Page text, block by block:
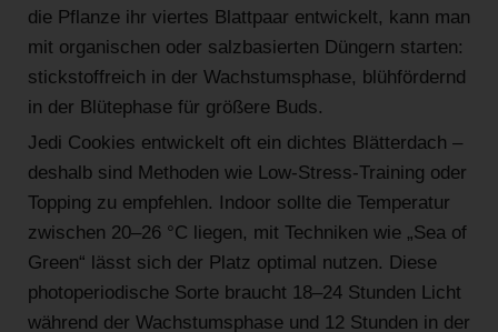
die Pflanze ihr viertes Blattpaar entwickelt, kann man
mit organischen oder salzbasierten Düngern starten:
stickstoffreich in der Wachstumsphase, blühfördernd
in der Blütephase für größere Buds.
Jedi Cookies entwickelt oft ein dichtes Blätterdach –
deshalb sind Methoden wie Low-Stress-Training oder
Topping zu empfehlen. Indoor sollte die Temperatur
zwischen 20–26 °C liegen, mit Techniken wie „Sea of
Green“ lässt sich der Platz optimal nutzen. Diese
photoperiodische Sorte braucht 18–24 Stunden Licht
während der Wachstumsphase und 12 Stunden in der